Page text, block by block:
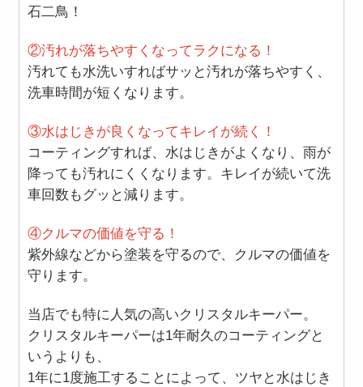
石二鳥！
②汚れが落ちやすくなってラクになる！
汚れても水洗いすればサッと汚れが落ちやすく、
洗車時間が短くなります。
③水はじきが良くなってキレイが続く！
コーティングすれば、水はじきがよくなり、雨が
降っても汚れにくくなります。キレイが続いて洗
車回数もグッと減ります。
④クルマの価値を守る！
紫外線などから塗装を守るので、クルマの価値を
守ります。
当店でも特に人気の高いクリスタルキーパー。
クリスタルキーパーは1年耐久のコーティングと
いうよりも、
1年に1度施工することによって、ツヤと水はじき